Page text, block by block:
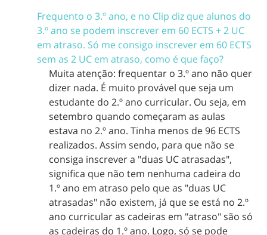
Frequento o 3.º ano, e no Clip diz que alunos do
3.º ano se podem inscrever em 60 ECTS + 2 UC
em atraso. Só me consigo inscrever em 60 ECTS
sem as 2 UC em atraso, como é que faço?
Muita atenção: frequentar o 3.º ano não quer
dizer nada. É muito provável que seja um
estudante do 2.º ano curricular. Ou seja, em
setembro quando começaram as aulas
estava no 2.º ano. Tinha menos de 96 ECTS
realizados. Assim sendo, para que não se
consiga inscrever a "duas UC atrasadas",
significa que não tem nenhuma cadeira do
1.º ano em atraso pelo que as "duas UC
atrasadas" não existem, já que se está no 2.º
ano curricular as cadeiras em "atraso" são só
as cadeiras do 1.º ano. Logo, só se pode